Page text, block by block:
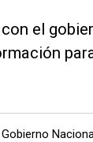
el
Gobierno